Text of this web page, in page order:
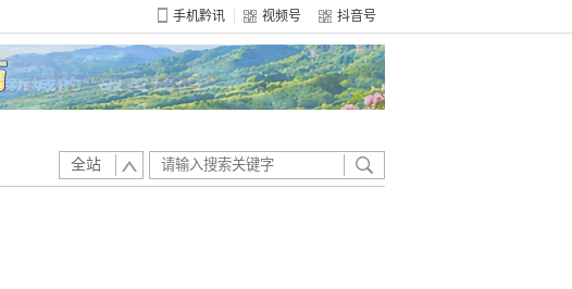
手机黔讯 视频号 抖音号
全站